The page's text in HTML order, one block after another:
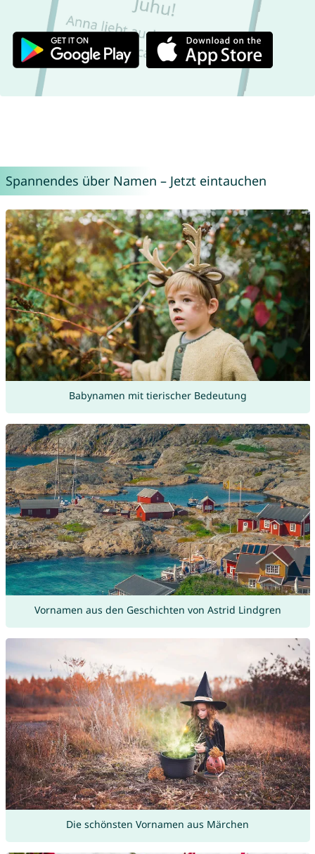
Spannendes über Namen – Jetzt eintauchen
Babynamen mit tierischer Bedeutung
Vornamen aus den Geschichten von Astrid Lindgren
Die schönsten Vornamen aus Märchen